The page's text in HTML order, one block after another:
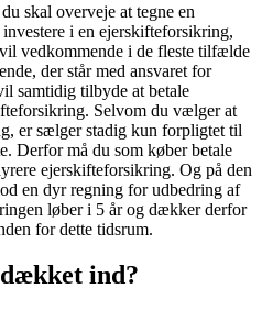
skal overveje at tegne en
i en ejerskifteforsikring,
vedkommende i de fleste tilfælde
der står med ansvaret for
samtidig tilbyde at betale
Selvom du vælger at
er sælger stadig kun forpligtet til
Derfor må du som køber betale
ejerskifteforsikring. Og på den
en dyr regning for udbedring af
løber i 5 år og dækker derfor
for dette tidsrum.
ind?